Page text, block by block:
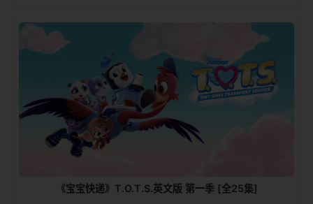
《宝宝快递》T.O.T.S.英文版 第一季 [全25集]